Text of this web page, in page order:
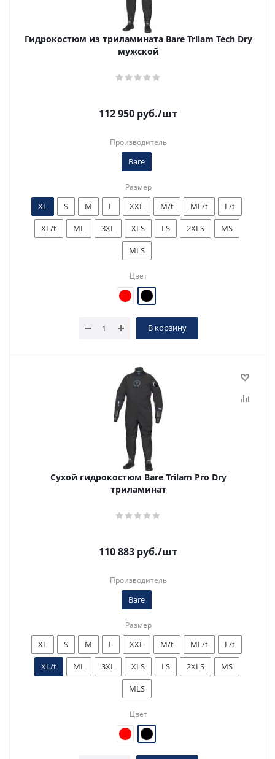
Гидрокостюм из триламината Bare Trilam Tech Dry
мужской
112 950 руб./шт
Производитель
Bare
Размер
XL S M L XXL M/t ML/t
L/t
XL/t
ML 3XL XLS LS 2XLS
MS
MLS
Цвет
В корзину
Сухой гидрокостюм Bare Trilam Pro Dry
триламинат
110 883 руб./шт
Производитель
Bare
Размер
XL S M L XXL M/t ML/t
L/t
XL/t
ML 3XL XLS LS 2XLS
MS
MLS
Цвет